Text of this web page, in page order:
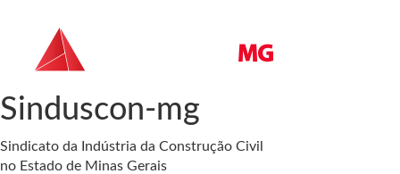
Sinduscon-mg
Sindicato da Indústria da Construção Civil
no Estado de Minas Gerais